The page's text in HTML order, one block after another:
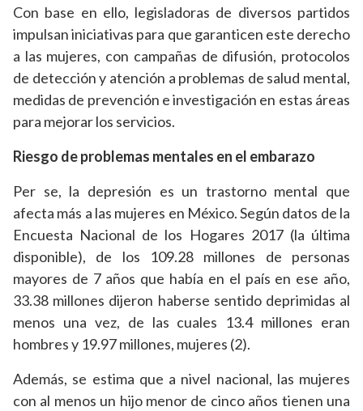
Con base en ello, legisladoras de diversos partidos
impulsan iniciativas para que garanticen este derecho
a las mujeres, con campañas de difusión, protocolos
de detección y atención a problemas de salud mental,
medidas de prevención e investigación en estas áreas
para mejorar los servicios.
Riesgo de problemas mentales en el embarazo
Per se, la depresión es un trastorno mental que
afecta más a las mujeres en México. Según datos de la
Encuesta Nacional de los Hogares 2017 (la última
disponible), de los 109.28 millones de personas
mayores de 7 años que había en el país en ese año,
33.38 millones dijeron haberse sentido deprimidas al
menos una vez, de las cuales 13.4 millones eran
hombres y 19.97 millones, mujeres (2).
Además, se estima que a nivel nacional, las mujeres
con al menos un hijo menor de cinco años tienen una